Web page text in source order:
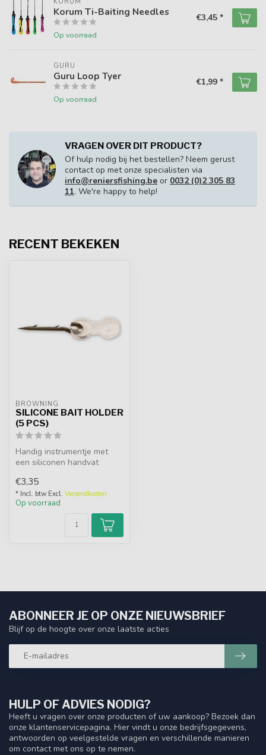
Korum Ti-Baiting Needles
Op voorraad
€3,45 *
GURU
Guru Loop Tyer
Op voorraad
€1,99 *
VRAGEN OVER DIT PRODUCT?
Of hulp nodig bij het bestellen? Neem gerust
contact op met onze specialisten via
info@reniersfishing.be or 0032 (0)2 305 83
11. We're happy to help!
RECENT BEKEKEN
BROWNING
SILICONE BAIT HOLDER
(5 PCS)
Handig instrumentje met
een siliconen handvat
vasthouden ...
€3,35
* Incl. btw Excl. Verzendkosten
Op voorraad
HULP OF ADVIES NODIG?
Heeft u vragen over onze producten of uw aankoop? Bezoek dan
onze klantenservicepagina. Hier vindt u onze bedrijfsgegevens,
antwoorden op veelgestelde vragen en verschillende manieren
om contact met ons op te nemen.
ABONNEER JE OP ONZE NIEUWSBRIEF
Blijf op de hoogte over onze laatste acties